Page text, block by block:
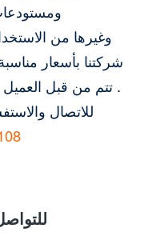
وغيرها من
شركتنا بأسعار
تتم من قبل العميل والشركة وكلا حسب خدمته .
للاتصال